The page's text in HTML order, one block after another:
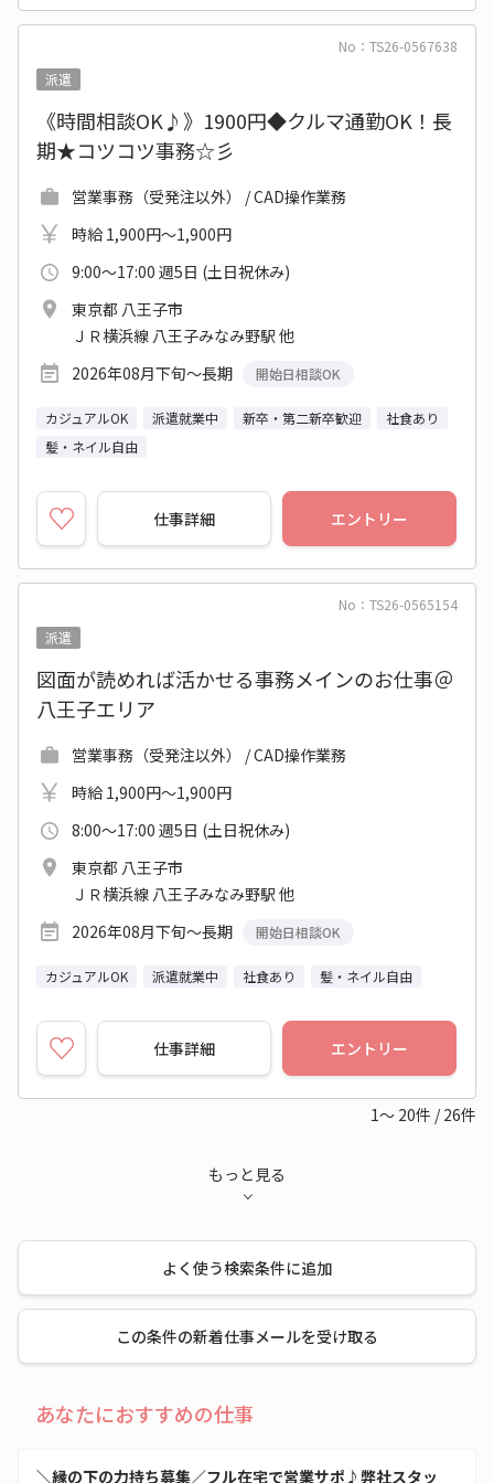
No：TS26-0567638
派遣
《時間相談OK♪》1900円◆クルマ通勤OK！長
期★コツコツ事務☆彡
営業事務（受発注以外） / CAD操作業務
時給 1,900円～1,900円
9:00～17:00 週5日 (土日祝休み)
東京都 八王子市
ＪＲ横浜線 八王子みなみ野駅 他
2026年08月下旬～長期
開始日相談OK
カジュアルOK 派遣就業中 新卒・第二新卒歓迎
社食あり
髪・ネイル自由
仕事詳細 エントリー
No：TS26-0565154
派遣
図面が読めれば活かせる事務メインのお仕事＠
八王子エリア
営業事務（受発注以外） / CAD操作業務
時給 1,900円～1,900円
8:00～17:00 週5日 (土日祝休み)
東京都 八王子市
ＪＲ横浜線 八王子みなみ野駅 他
2026年08月下旬～長期
開始日相談OK
カジュアルOK 派遣就業中 社食あり 髪・ネイル自由
仕事詳細 エントリー
1～ 20件 / 26件
もっと見る
よく使う検索条件に追加
この条件の新着仕事メールを受け取る
あなたにおすすめの仕事
＼縁の下の力持ち募集／フル在宅で営業サポ♪弊社スタッ